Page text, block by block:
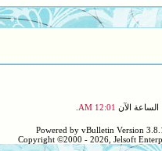
الساعة الآن 12:01 AM
Powered by vBulletin Version
Copyright ©2000 - 2026, Jelsoft